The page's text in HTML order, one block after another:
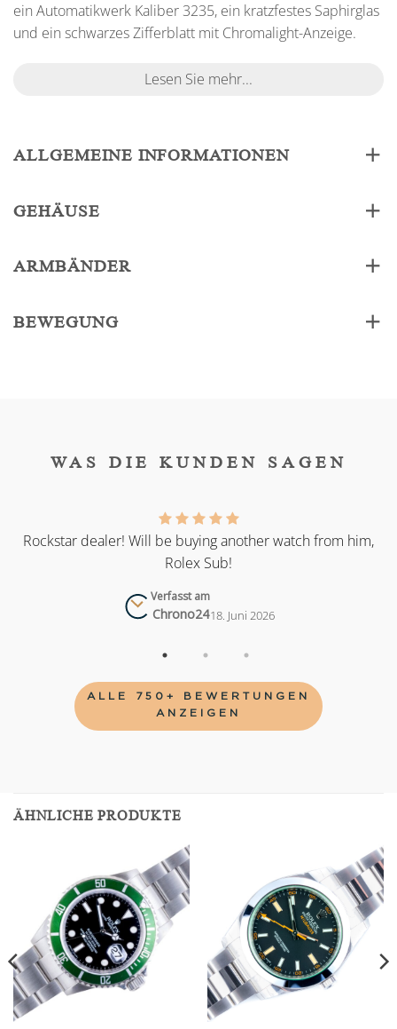
ein Automatikwerk Kaliber 3235, ein kratzfestes Saphirglas
und ein schwarzes Zifferblatt mit Chromalight-Anzeige.
Lesen Sie mehr...
ALLGEMEINE INFORMATIONEN
GEHÄUSE
ARMBÄNDER
BEWEGUNG
WAS DIE KUNDEN SAGEN
Rockstar dealer! Will be buying another watch from him,
Rolex Sub!
Verfasst am
Chrono2418. Juni 2026
ALLE 750+ BEWERTUNGEN
ANZEIGEN
ÄHNLICHE PRODUKTE
Add to
wishlist
Add to
wishlist